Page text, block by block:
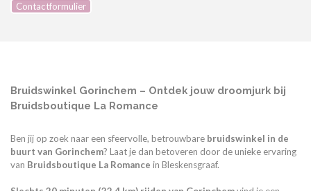
Contactformulier
Bruidswinkel Gorinchem – Ontdek jouw droomjurk bij
Bruidsboutique La Romance
Ben jij op zoek naar een sfeervolle, betrouwbare bruidswinkel in de
buurt van Gorinchem? Laat je dan betoveren door de unieke ervaring
van Bruidsboutique La Romance in Bleskensgraaf.